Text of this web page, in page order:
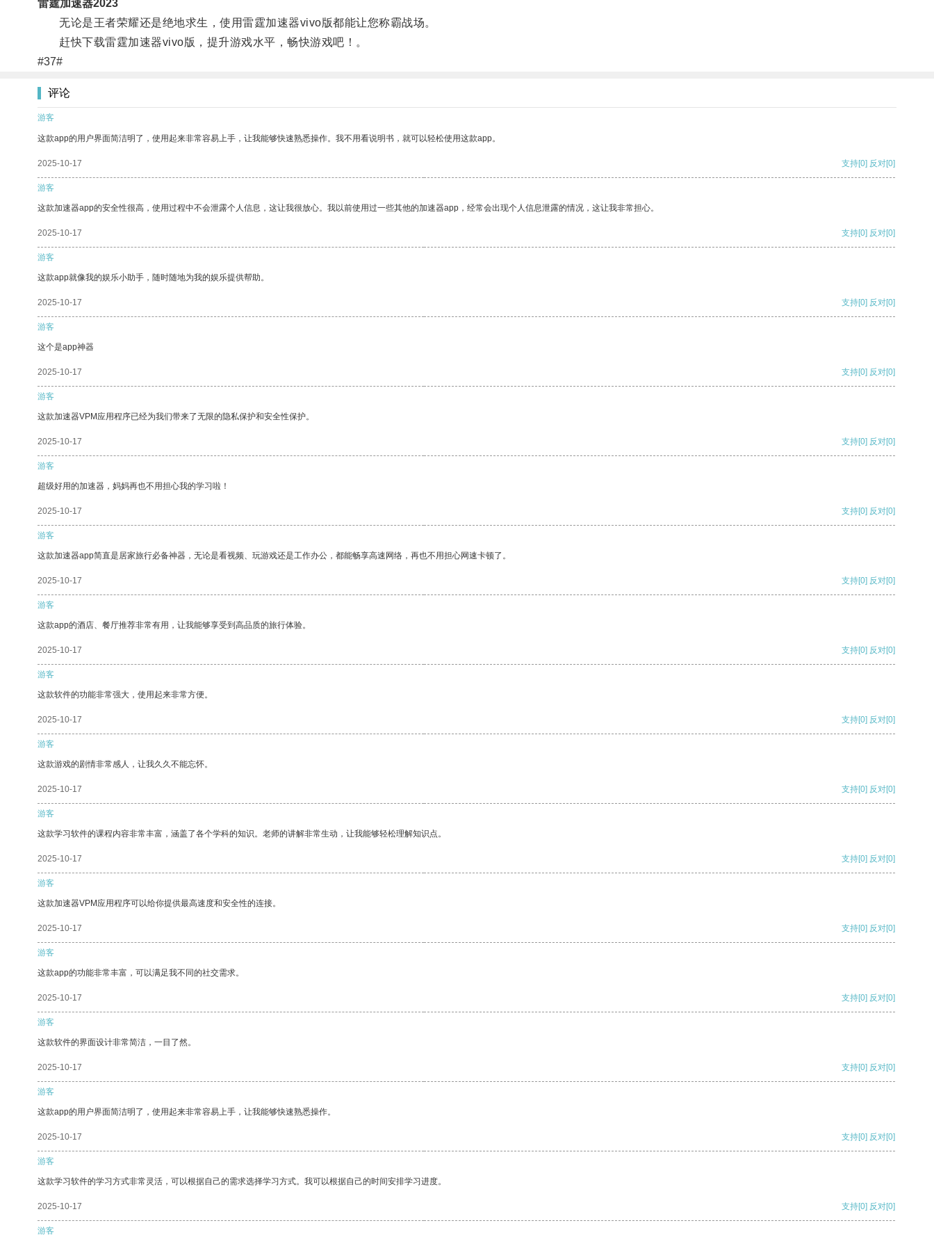
雷霆加速器2023
无论是王者荣耀还是绝地求生，使用雷霆加速器vivo版都能让您称霸战场。
赶快下载雷霆加速器vivo版，提升游戏水平，畅快游戏吧！。
#37#
评论
游客
这款app的用户界面简洁明了，使用起来非常容易上手，让我能够快速熟悉操作。我不用看说明书，就可以轻松使用这款app。
2025-10-17 支持[0] 反对[0]
游客
这款加速器app的安全性很高，使用过程中不会泄露个人信息，这让我很放心。我以前使用过一些其他的加速器app，经常会出现个人信息泄露的情况，这让我非常担心。
2025-10-17 支持[0] 反对[0]
游客
这款app就像我的娱乐小助手，随时随地为我的娱乐提供帮助。
2025-10-17 支持[0] 反对[0]
游客
这个是app神器
2025-10-17 支持[0] 反对[0]
游客
这款加速器VPM应用程序已经为我们带来了无限的隐私保护和安全性保护。
2025-10-17 支持[0] 反对[0]
游客
超级好用的加速器，妈妈再也不用担心我的学习啦！
2025-10-17 支持[0] 反对[0]
游客
这款加速器app简直是居家旅行必备神器，无论是看视频、玩游戏还是工作办公，都能畅享高速网络，再也不用担心网速卡顿了。
2025-10-17 支持[0] 反对[0]
游客
这款app的酒店、餐厅推荐非常有用，让我能够享受到高品质的旅行体验。
2025-10-17 支持[0] 反对[0]
游客
这款软件的功能非常强大，使用起来非常方便。
2025-10-17 支持[0] 反对[0]
游客
这款游戏的剧情非常感人，让我久久不能忘怀。
2025-10-17 支持[0] 反对[0]
游客
这款学习软件的课程内容非常丰富，涵盖了各个学科的知识。老师的讲解非常生动，让我能够轻松理解知识点。
2025-10-17 支持[0] 反对[0]
游客
这款加速器VPM应用程序可以给你提供最高速度和安全性的连接。
2025-10-17 支持[0] 反对[0]
游客
这款app的功能非常丰富，可以满足我不同的社交需求。
2025-10-17 支持[0] 反对[0]
游客
这款软件的界面设计非常简洁，一目了然。
2025-10-17 支持[0] 反对[0]
游客
这款app的用户界面简洁明了，使用起来非常容易上手，让我能够快速熟悉操作。
2025-10-17 支持[0] 反对[0]
游客
这款学习软件的学习方式非常灵活，可以根据自己的需求选择学习方式。我可以根据自己的时间安排学习进度。
2025-10-17 支持[0] 反对[0]
游客